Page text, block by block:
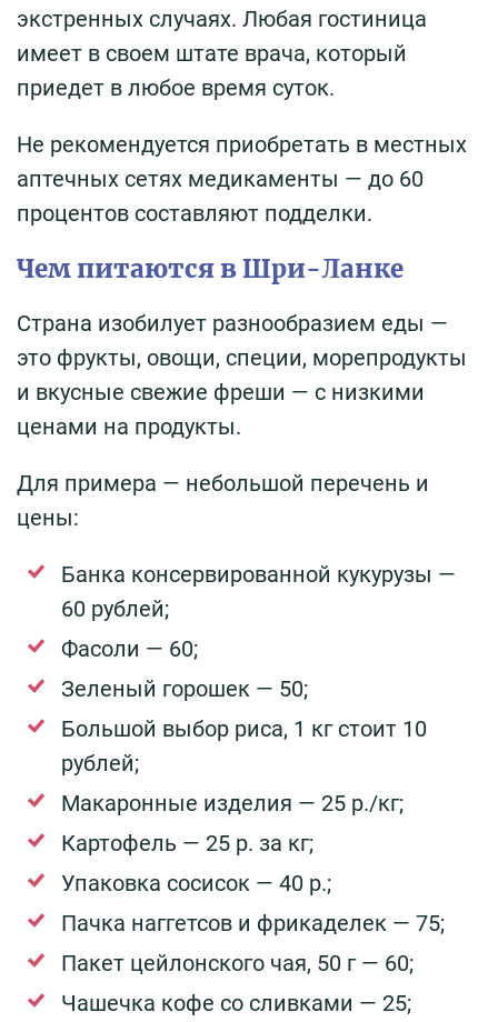
экстренных случаях. Любая гостиница
имеет в своем штате врача, который
приедет в любое время суток.
Не рекомендуется приобретать в местных
аптечных сетях медикаменты — до 60
процентов составляют подделки.
Чем питаются в Шри-Ланке
Страна изобилует разнообразием еды —
это фрукты, овощи, специи, морепродукты
и вкусные свежие фреши — с низкими
ценами на продукты.
Для примера — небольшой перечень и
цены:
Банка консервированной кукурузы —
60 рублей;
Фасоли — 60;
Зеленый горошек — 50;
Большой выбор риса, 1 кг стоит 10
рублей;
Макаронные изделия — 25 р./кг;
Картофель — 25 р. за кг;
Упаковка сосисок — 40 р.;
Пачка наггетсов и фрикаделек — 75;
Пакет цейлонского чая, 50 г — 60;
Чашечка кофе со сливками — 25;